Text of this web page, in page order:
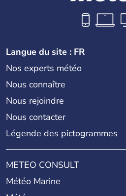
Langue du site : FR
Nos experts météo
Nous connaître
Nous rejoindre
Nous contacter
Légende des pictogrammes
METEO CONSULT
Météo Marine